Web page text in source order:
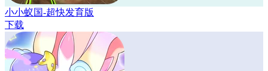
小小蚁国-超快发育版
下载